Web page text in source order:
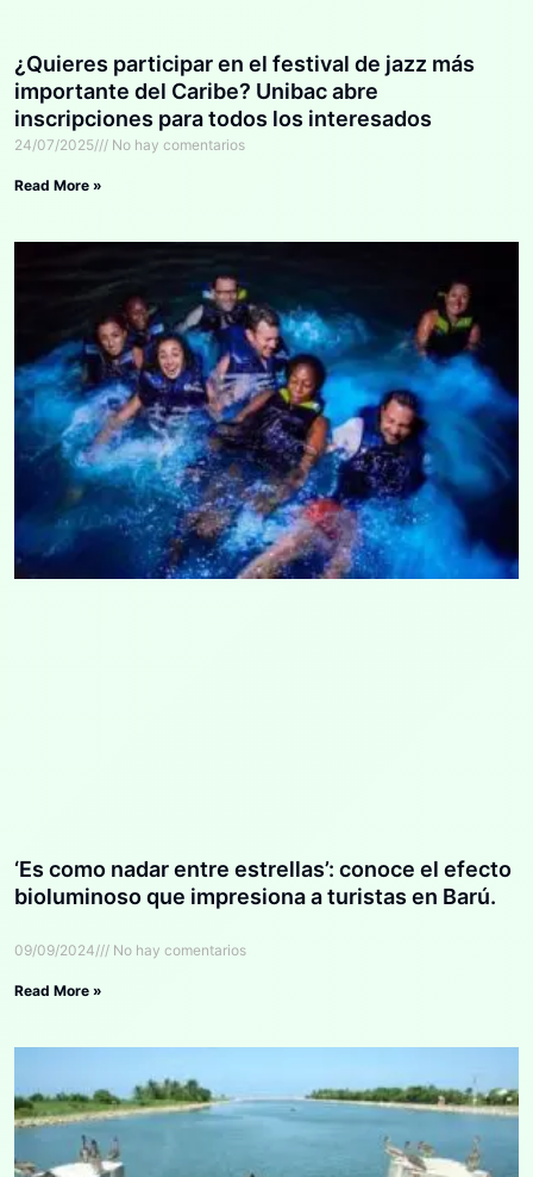
¿Quieres participar en el festival de jazz más
importante del Caribe? Unibac abre
inscripciones para todos los interesados
24/07/2025 No hay comentarios
Read More »
‘Es como nadar entre estrellas’: conoce el efecto
bioluminoso que impresiona a turistas en Barú.
09/09/2024 No hay comentarios
Read More »